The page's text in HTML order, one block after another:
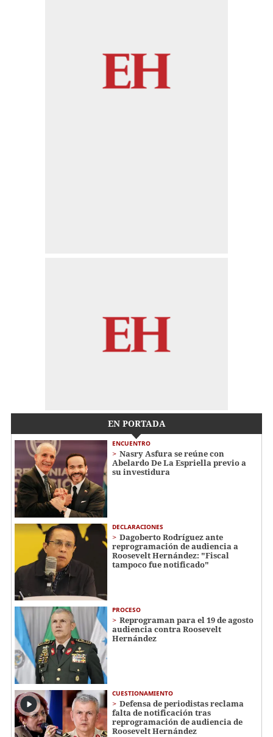
EN PORTADA
ENCUENTRO
Nasry Asfura se reúne con
Abelardo De La Espriella previo a
su investidura
DECLARACIONES
Dagoberto Rodríguez ante
reprogramación de audiencia a
Roosevelt Hernández: "Fiscal
tampoco fue notificado"
PROCESO
Reprograman para el 19 de agosto
audiencia contra Roosevelt
Hernández
CUESTIONAMIENTO
Defensa de periodistas reclama
falta de notificación tras
reprogramación de audiencia de
Roosevelt Hernández